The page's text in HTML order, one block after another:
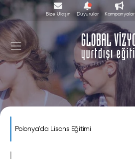
Bize Ulaşın Duyurular Kampanyalar
Polonya'da Lisans Eğitimi